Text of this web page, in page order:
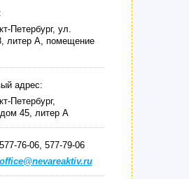
Петербург, ул.
литер А, помещение
адрес:
Петербург,
45, литер А
76-06, 577-79-06
office@nevareaktiv.ru